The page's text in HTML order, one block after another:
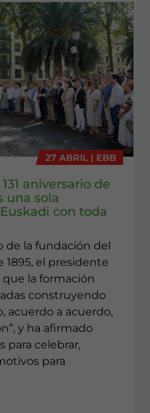
27 ABRIL | EBB
aniversario de
una sola
con toda
de la fundación del
1895, el presidente
la formación
construyendo
acuerdo a acuerdo,
y ha afirmado
para celebrar,
para